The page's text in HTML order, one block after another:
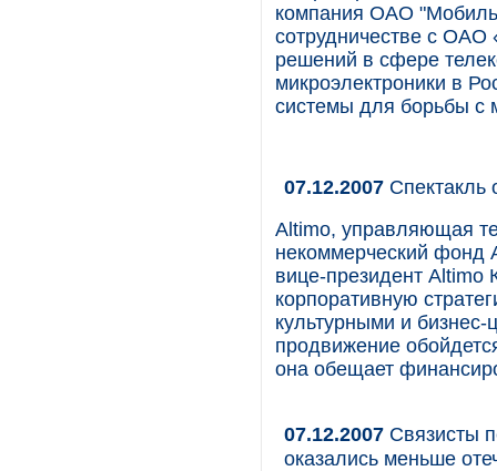
компания ОАО
сотрудничестве с
решений в сфере
микроэлектроники в
системы для борьбы с
07.12.2007
Altimo, управляющая
некоммерческий фонд
вице-президент
корпоративную
культурными и
продвижение
она обещает
07.12.2007 Связисты
оказались меньше